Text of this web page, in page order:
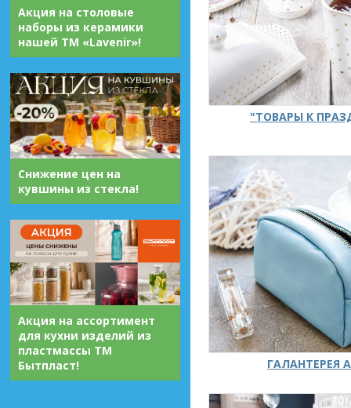
Акция на столовые
наборы из керамики
нашей ТМ «Lavenir»!
Снижение цен на
кувшины из стекла!
Акция на ассортимент
для кухни изделий из
пластмассы ТМ
Бытпласт!
"ТОВАРЫ К
ГАЛАНТЕРЕЯ